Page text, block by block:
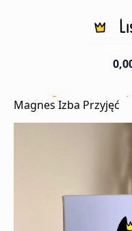
Magnes Izba Przyjęć